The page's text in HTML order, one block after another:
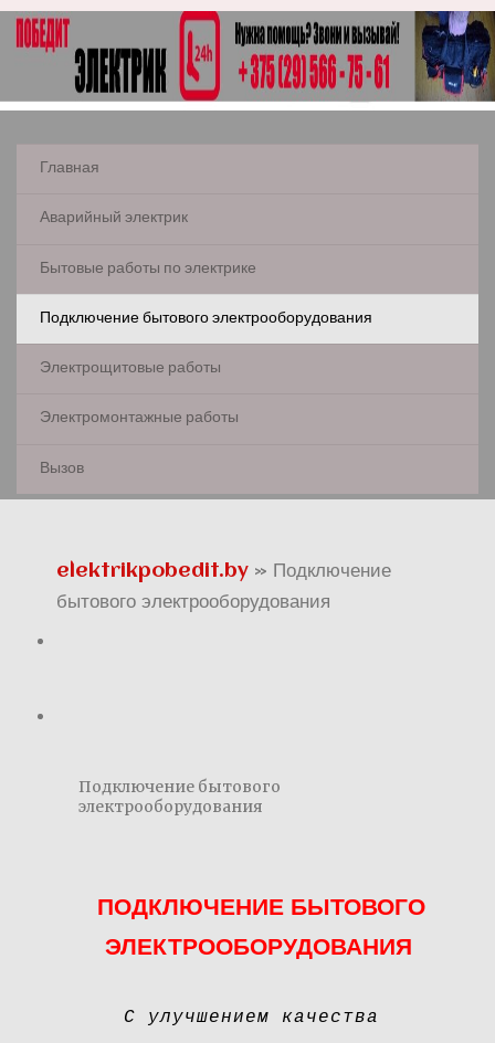
Главная
Аварийный электрик
Бытовые работы по электрике
Подключение бытового электрооборудования
Электрощитовые работы
Электромонтажные работы
Вызов
elektrikpobedit.by » Подключение
бытового электрооборудования
Подключение бытового
электрооборудования
ПОДКЛЮЧЕНИЕ БЫТОВОГО
ЭЛЕКТРООБОРУДОВАНИЯ
С улучшением качества